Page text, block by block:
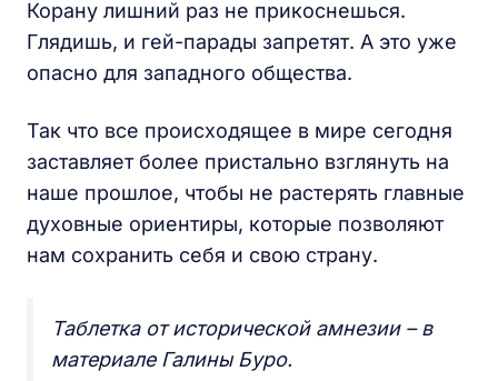
Корану лишний раз не прикоснешься.
Глядишь, и гей-парады запретят. А это уже
опасно для западного общества.
Так что все происходящее в мире сегодня
заставляет более пристально взглянуть на
наше прошлое, чтобы не растерять главные
духовные ориентиры, которые позволяют
нам сохранить себя и свою страну.
Таблетка от исторической амнезии – в
материале Галины Буро.